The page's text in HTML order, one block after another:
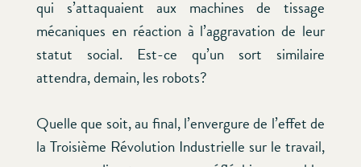
qui s’attaquaient aux machines de tissage
mécaniques en réaction à l’aggravation de leur
statut social. Est-ce qu’un sort similaire
attendra, demain, les robots?
Quelle que soit, au final, l’envergure de l’effet de
la Troisième Révolution Industrielle sur le travail,